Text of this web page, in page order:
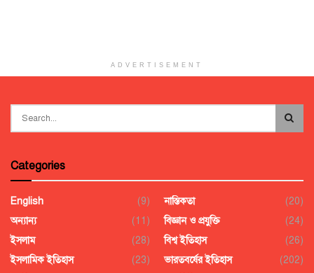
ADVERTISEMENT
Categories
English
(9)
অন্যান্য
(11)
ইসলাম
(28)
ইসলামিক ইতিহাস
(23)
নাস্তিকতা
(20)
বিজ্ঞান ও প্রযুক্তি
(24)
বিশ্ব ইতিহাস
(26)
ভারতবর্ষের ইতিহাস
(202)